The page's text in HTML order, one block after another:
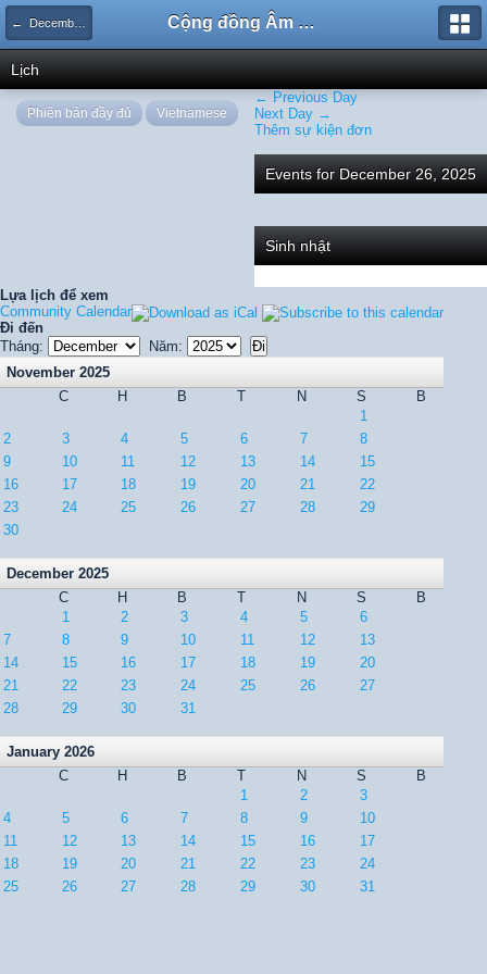
← December 2025 Cộng đồng Âm nhạc Sound Says
Lịch
← Previous Day
Next Day →
Thêm sự kiện đơn
Events for December 26, 2025
Sinh nhật
Lựa lịch để xem
Community Calendar
Đi đến
Tháng:
Năm:
November 2025
C
H B T N S
B
1
2
3 4 5 6 7
8
9
10 11 12 13 14
15
16
17 18 19 20 21
22
23
24 25 26 27 28
29
30
December 2025
C
H B T N S
B
1
2 3 4 5
6
7
8 9 10 11 12
13
14
15 16 17 18 19
20
21
22 23 24 25 26
27
28
29 30 31
January 2026
C
H B T N S
B
1
2
3
4
5 6 7 8 9
10
11
12 13 14 15 16
17
18
19 20 21 22 23
24
25
26 27 28 29 30 31
Phiên bản đầy đủ Vietnamese